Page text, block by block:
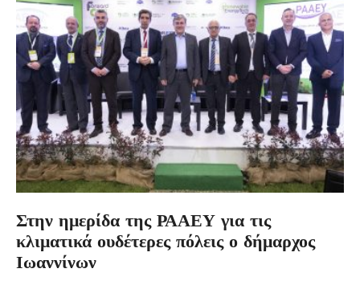
Στην ημερίδα της ΡΑΑΕΥ για τις
κλιματικά ουδέτερες πόλεις ο δήμαρχος
Ιωαννίνων